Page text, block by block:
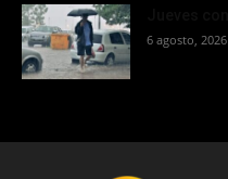
6 agosto, 2026